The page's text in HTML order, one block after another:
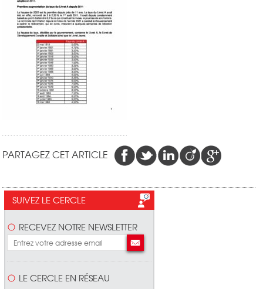
PARTAGEZ CET ARTICLE
SUIVEZ LE CERCLE
RECEVEZ NOTRE NEWSLETTER
LE CERCLE EN RÉSEAU